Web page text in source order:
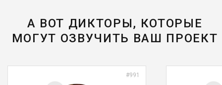
А ВОТ ДИКТОРЫ, КОТОРЫЕ
МОГУТ ОЗВУЧИТЬ ВАШ ПРОЕКТ
#991